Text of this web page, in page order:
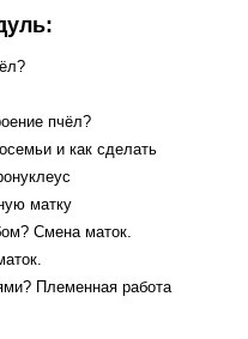
пчёл?
и как сделать
матку
Смена маток.
Племенная работа